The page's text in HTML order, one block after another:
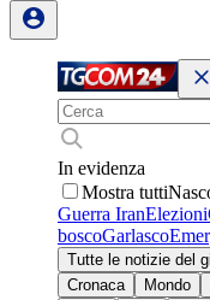
In evidenza
Mostra tutti
Guerra IranElezioni
boscoGarlasco
Tutte le notizie del
Cronaca
Mondo